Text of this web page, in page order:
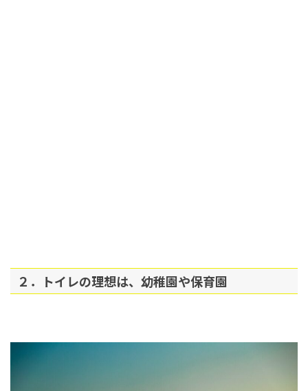
２．トイレの理想は、幼稚園や保育園